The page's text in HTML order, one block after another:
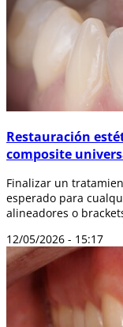
Restauración
composite
Finalizar un
esperado para
alineadores o
12/05/2026 - 15:17